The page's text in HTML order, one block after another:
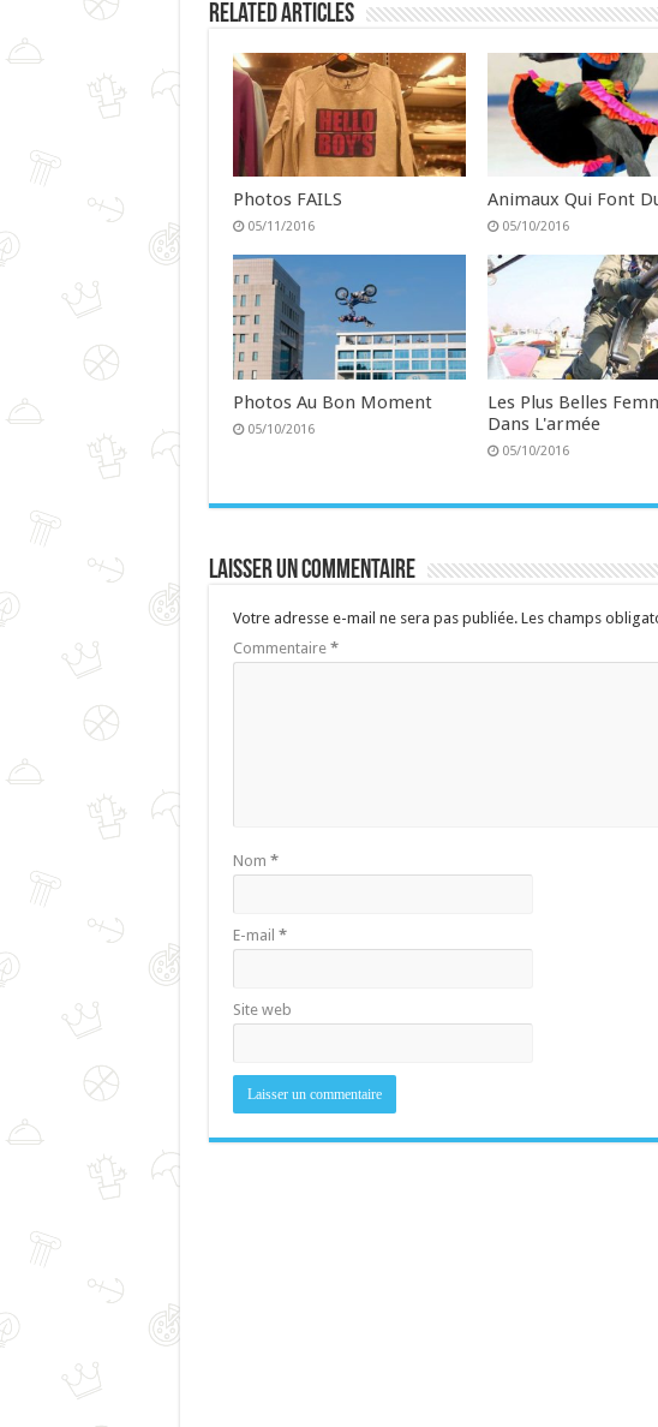
Related Articles
Photos FAILS
05/11/2016
Animaux Qui Font
05/10/2016
Photos Au Bon Moment
05/10/2016
Les Plus Belles
Dans L'armée
05/10/2016
Laisser un commentaire
Votre adresse e-mail ne sera pas publiée. Les champs
Commentaire *
Nom *
E-mail *
Site web